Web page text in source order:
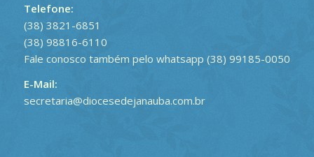
Telefone:
(38) 3821-6851
(38) 98816-6110
Fale conosco também pelo whatsapp (38) 99185-0050
E-Mail:
secretaria@diocesedejanauba.com.br